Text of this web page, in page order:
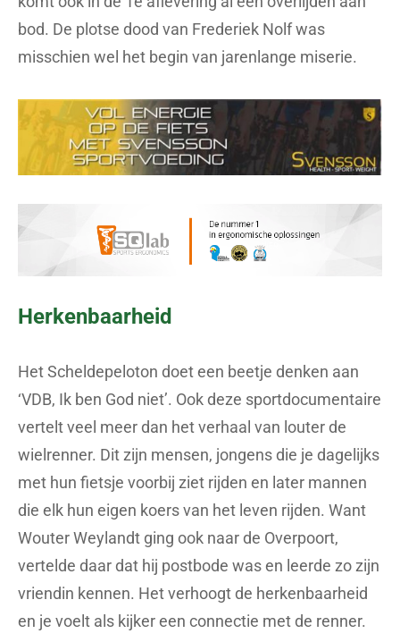
bod. De plotse dood van Frederiek Nolf was
misschien wel het begin van jarenlange miserie.
Herkenbaarheid
Het Scheldepeloton doet een beetje denken aan
‘VDB, Ik ben God niet’. Ook deze sportdocumentaire
vertelt veel meer dan het verhaal van louter de
wielrenner. Dit zijn mensen, jongens die je dagelijks
met hun fietsje voorbij ziet rijden en later mannen
die elk hun eigen koers van het leven rijden. Want
Wouter Weylandt ging ook naar de Overpoort,
vertelde daar dat hij postbode was en leerde zo zijn
vriendin kennen. Het verhoogt de herkenbaarheid
en je voelt als kijker een connectie met de renner.